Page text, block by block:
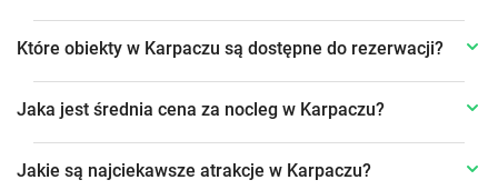
Które obiekty w Karpaczu są dostępne do rezerwacji?
Jaka jest średnia cena za nocleg w Karpaczu?
Jakie są najciekawsze atrakcje w Karpaczu?